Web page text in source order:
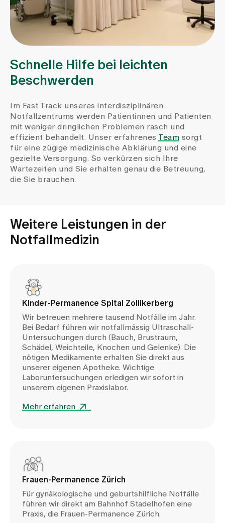
Schnelle Hilfe bei leichten
Beschwerden
Im Fast Track unseres interdisziplinären
Notfallzentrums werden Patientinnen und Patienten
mit weniger dringlichen Problemen rasch und
effizient behandelt. Unser erfahrenes Team sorgt
für eine zügige medizinische Abklärung und eine
gezielte Versorgung. So verkürzen sich Ihre
Wartezeiten und Sie erhalten genau die Betreuung,
die Sie brauchen.
Weitere Leistungen in der
Notfallmedizin
Kinder-Permanence Spital Zollikerberg
Wir betreuen mehrere tausend Notfälle im Jahr.
Bei Bedarf führen wir notfallmässig Ultraschall-
Untersuchungen durch (Bauch, Brustraum,
Schädel, Weichteile, Knochen und Gelenke). Die
nötigen Medikamente erhalten Sie direkt aus
unserer eigenen Apotheke. Wichtige
Laboruntersuchungen erledigen wir sofort in
unserem eigenen Praxislabor.
Mehr erfahren
Frauen-Permanence Zürich
Für gynäkologische und geburtshilfliche Notfälle
führen wir direkt am Bahnhof Stadelhofen eine
Praxis, die Frauen-Permanence Zürich.